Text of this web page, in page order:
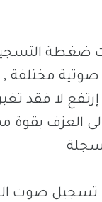
ضغطة
مختلفة ,
لا فقد
العزف بقوة
تسجيل صوت